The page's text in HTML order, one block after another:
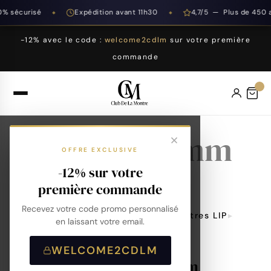
sécurisé Expédition avant 11h30 4,7/5 — Plus de 450
-12% avec le code : welcome2cdlm sur votre première
commande
OFFRE EXCLUSIVE
-12% sur votre
première commande
Recevez votre code promo personnalisé
en laissant votre email.
WELCOME2CDLM
Rallye 38 mm
Compatibilité Bracelet De Montres LIP
Montres LIP Rallye 38mm